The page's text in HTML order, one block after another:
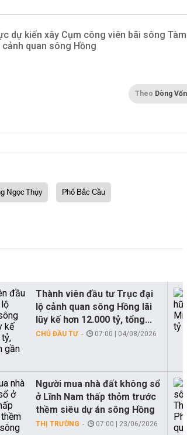
dự kiến xây Cụm công viên bãi sông
quan sông Hồng
Theo Dòng
Ngọc Thụy
Phố Bắc Cầu
Thành viên đầu tư Trục đại
lộ cảnh quan sông Hồng lãi
lũy kế hơn 12.000 tỷ, tổng...
CHỦ ĐẦU TƯ 07:00 | 04/08/2026
Người mua nhà đất không sổ
ở Lĩnh Nam thấp thỏm trước
thềm siêu dự án sông Hồng
THỊ TRƯỜNG 07:00 | 23/06/2026